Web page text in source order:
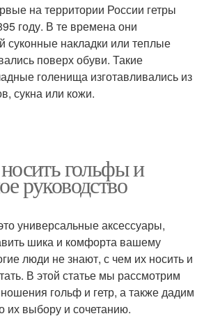
на территории России гетры
году. В те времена они
суконные накладки или теплые
поверх обуви. Такие
голенища изготавливались из
сукна или кожи.
гольфы и
руководство
универсальные аксессуары,
шика и комфорта вашему
люди не знают, с чем их носить и
В этой статье мы рассмотрим
гольф и гетр, а также дадим
их выбору и сочетанию.